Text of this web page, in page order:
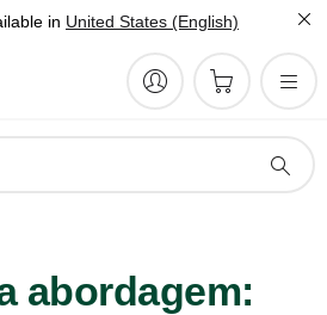
in United States (English)
abordagem: